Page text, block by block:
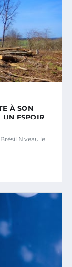
À SON
UN ESPOIR
Niveau le